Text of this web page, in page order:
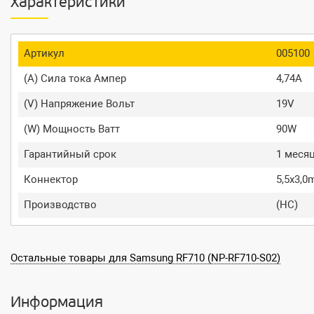
Характеристики
Артикул
005100
(A) Сила тока Ампер
4,74A
(V) Напряжение Вольт
19V
(W) Мощность Ватт
90W
Гарантийный срок
1
Коннектор
Производство
(HC)
Остальные товары для Samsung RF710 (NP-RF710-S02)
Информация